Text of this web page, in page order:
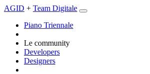
AGID + Team Digitale
Piano Triennale
Le community
Developers
Designers